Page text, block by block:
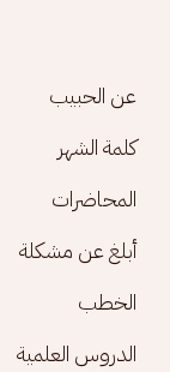
Footer menu
عن الحبيب
كلمة الشهر
المحاضرات
أبلغ عن مشكلة
الخطب
الدروس العلمية